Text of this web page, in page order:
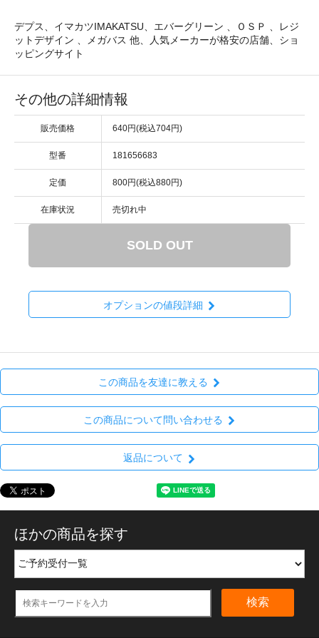
デプス、イマカツIMAKATSU、エバーグリーン 、ＯＳＰ 、レジ
ットデザイン 、メガバス 他、人気メーカーが格安の店舗、ショ
ッピングサイト
その他の詳細情報
販売価格 640円(税込704円)
型番 181656683
定価 800円(税込880円)
在庫状況 売切れ中
SOLD OUT
オプションの値段詳細
この商品を友達に教える
この商品について問い合わせる
返品について
ほかの商品を探す
検索